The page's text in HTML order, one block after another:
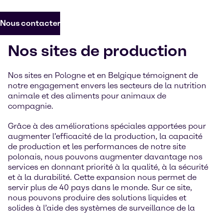
Nous contacter
Nos sites de production
Nos sites en Pologne et en Belgique témoignent de
notre engagement envers les secteurs de la nutrition
animale et des aliments pour animaux de
compagnie.
Grâce à des améliorations spéciales apportées pour
augmenter l’efficacité de la production, la capacité
de production et les performances de notre site
polonais, nous pouvons augmenter davantage nos
services en donnant priorité à la qualité, à la sécurité
et à la durabilité. Cette expansion nous permet de
servir plus de 40 pays dans le monde. Sur ce site,
nous pouvons produire des solutions liquides et
solides à l’aide des systèmes de surveillance de la